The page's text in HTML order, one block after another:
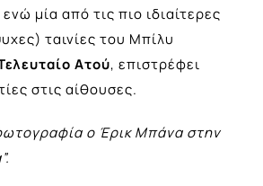
ενώ μία από τις πιο ιδιαίτερες
ταινίες του Μπίλυ
Ατού, επιστρέφει
στις αίθουσες.
ο Έρικ Μπάνα στην